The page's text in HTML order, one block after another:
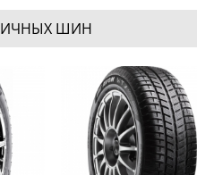
ШИН